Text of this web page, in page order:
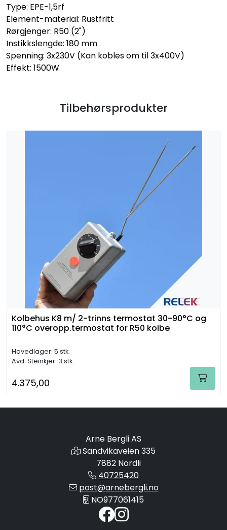
Type: EPE-1,5rf
Element-material: Rustfritt
Rørgjenger: R50 (2")
Instikkslengde: 180 mm
Spenning: 3x230V (Kan kobles om til 3x400V)
Effekt: 1500W
Tilbehørsprodukter
Kolbehus K8 m/ 2-trinns termostat 30-90°C og
110°C overopp.termostat for R50 kolbe
Hovedlager: 5 stk.
Avd. Steinkjer: 3 stk.
4.375,00
Arne Bergli AS
Sandvikaveien 335
7882 Nordli
40725420
post@arnebergli.no
NO977061415